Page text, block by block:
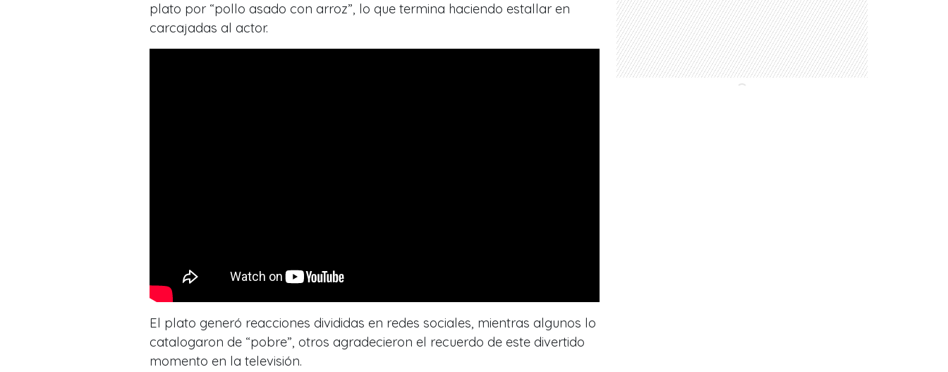
plato por “pollo asado con arroz”, lo que termina haciendo estallar en
carcajadas al actor.
El plato generó reacciones divididas en redes sociales, mientras algunos lo
catalogaron de “pobre”, otros agradecieron el recuerdo de este divertido
momento en la televisión.